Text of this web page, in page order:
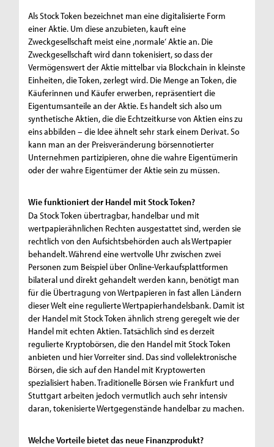
Als Stock Token bezeichnet man eine digitalisierte Form
einer Aktie. Um diese anzubieten, kauft eine
Zweckgesellschaft meist eine ,normale‘ Aktie an. Die
Zweckgesellschaft wird dann tokenisiert, so dass der
Vermögenswert der Aktie mittelbar via Blockchain in kleinste
Einheiten, die Token, zerlegt wird. Die Menge an Token, die
Käuferinnen und Käufer erwerben, repräsentiert die
Eigentumsanteile an der Aktie. Es handelt sich also um
synthetische Aktien, die die Echtzeitkurse von Aktien eins zu
eins abbilden – die Idee ähnelt sehr stark einem Derivat. So
kann man an der Preisveränderung börsennotierter
Unternehmen partizipieren, ohne die wahre Eigentümerin
oder der wahre Eigentümer der Aktie sein zu müssen.
Wie funktioniert der Handel mit Stock Token?
Da Stock Token übertragbar, handelbar und mit
wertpapierähnlichen Rechten ausgestattet sind, werden sie
rechtlich von den Aufsichtsbehörden auch als Wertpapier
behandelt. Während eine wertvolle Uhr zwischen zwei
Personen zum Beispiel über Online-Verkaufsplattformen
bilateral und direkt gehandelt werden kann, benötigt man
für die Übertragung von Wertpapieren in fast allen Ländern
dieser Welt eine regulierte Wertpapierhandelsbank. Damit ist
der Handel mit Stock Token ähnlich streng geregelt wie der
Handel mit echten Aktien. Tatsächlich sind es derzeit
regulierte Kryptobörsen, die den Handel mit Stock Token
anbieten und hier Vorreiter sind. Das sind vollelektronische
Börsen, die sich auf den Handel mit Kryptowerten
spezialisiert haben. Traditionelle Börsen wie Frankfurt und
Stuttgart arbeiten jedoch vermutlich auch sehr intensiv
daran, tokenisierte Wertgegenstände handelbar zu machen.
Welche Vorteile bietet das neue Finanzprodukt?